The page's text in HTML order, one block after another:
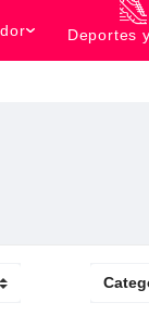
Deportes